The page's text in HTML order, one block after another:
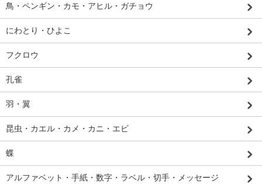
鳥・ペンギン・カモ・アヒル・ガチョウ
にわとり・ひよこ
フクロウ
孔雀
羽・翼
昆虫・カエル・カメ・カニ・エビ
蝶
アルファベット・手紙・数字・ラベル・切手・メッセージ